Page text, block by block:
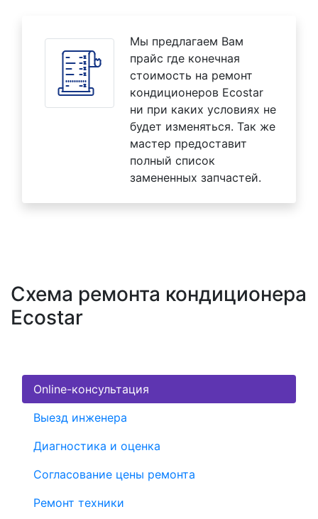
Мы предлагаем Вам
прайс где конечная
стоимость на ремонт
кондиционеров Ecostar
ни при каких условиях не
будет изменяться. Так же
мастер предоставит
полный список
замененных запчастей.
Схема ремонта кондиционера
Ecostar
Online-консультация
Выезд инженера
Диагностика и оценка
Согласование цены ремонта
Ремонт техники